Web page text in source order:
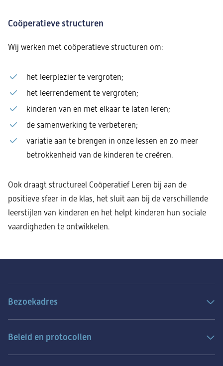
Coöperatieve structuren
Wij werken met coöperatieve structuren om:
het leerplezier te vergroten;
het leerrendement te vergroten;
kinderen van en met elkaar te laten leren;
de samenwerking te verbeteren;
variatie aan te brengen in onze lessen en zo meer
betrokkenheid van de kinderen te creëren.
Ook draagt structureel Coöperatief Leren bij aan de
positieve sfeer in de klas, het sluit aan bij de verschillende
leerstijlen van kinderen en het helpt kinderen hun sociale
vaardigheden te ontwikkelen.
Bezoekadres
Beleid en protocollen